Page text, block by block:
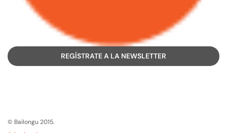
REGÍSTRATE A LA NEWSLETTER
© Bailongu 2015.